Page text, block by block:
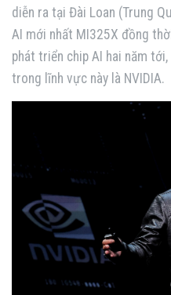
diễn ra tại Đài Loan (Trung
AI mới nhất MI325X đồng
phát triển chip AI hai năm
trong lĩnh vực này là NVIDIA.